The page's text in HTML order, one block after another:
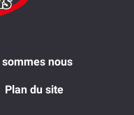
sommes nous
Plan du site